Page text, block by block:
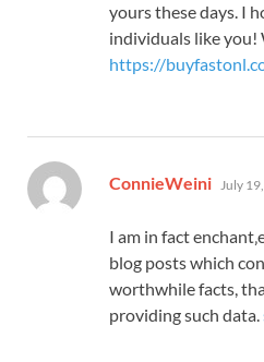
yours these days. I
individuals like
https://
ConnieWeini says:
July
I am in fact
blog posts which
worthwhile facts,
providing such data.